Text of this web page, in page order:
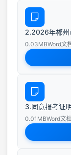
2.2026年郴州
0.03MBWord文
3.同意报考证
0.01MBWord文档